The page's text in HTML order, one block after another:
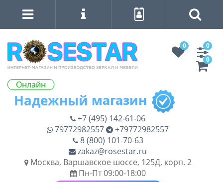
Онлайн
0
0
0
+7 (495) 142-61-06
79772982557
+79772982557
8 (800) 101-70-63
zakaz@rosestar.ru
Москва, Варшавское шоссе, 125Д, корп. 2
Пн-Пт 09:00-18:00